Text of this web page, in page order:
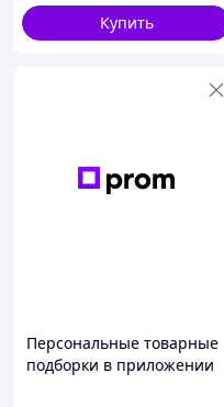
Купить
Персональные товарные
подборки в приложении